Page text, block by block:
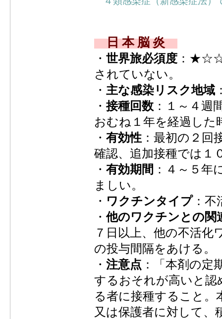
日 本 脳 炎
・ 世界旅必須度 ：
されていない。
・ 主な感染リスク地域
・接種回数 ：１～４週
おむね１年を経過した
・ 有効性 ：最初の２回
確認、追加接種では１
・ 有効期間 ：４～５年
ましい。
・ ワクチンタイプ：不
・他のワクチンとの関
７日以上、他の不活化
の投与間隔をあける。
・ 注意点 ：「本剤の定
するおそれが高いと認
る者に接種すること。
又は保護者に対して、